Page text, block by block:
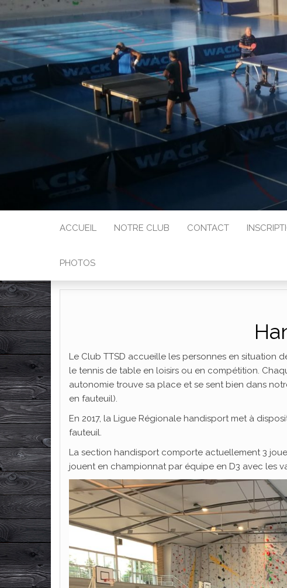
ACCUEIL NOTRE CLUB CONTACT
PHOTOS
Le Club TTSD accueille les personnes en situation
le tennis de table en loisirs ou en compétition.
autonomie trouve sa place et se sent bien dans
en fauteuil).
En 2017, la Ligue Régionale handisport met à
fauteuil.
La section handisport comporte actuellement 3
jouent en championnat par équipe en D3 avec les